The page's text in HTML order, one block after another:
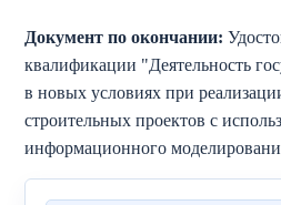
Документ по окончании:
квалификации "Деятельность
в новых условиях при
строительных проектов с
информационного